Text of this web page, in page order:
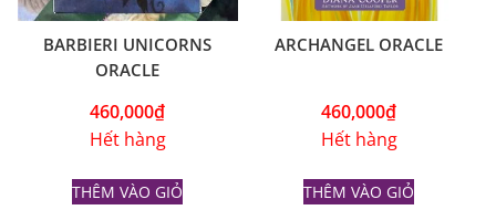
BARBIERI UNICORNS
ORACLE
460,000₫
Hết hàng
THÊM VÀO GIỎ
ARCHANGEL ORACLE
460,000₫
Hết hàng
THÊM VÀO GIỎ